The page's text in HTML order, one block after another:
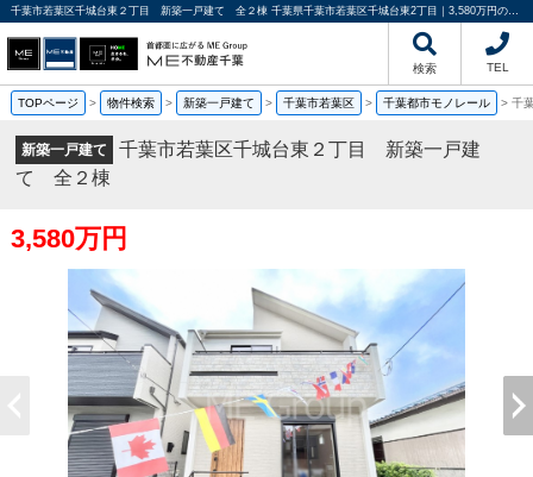
千葉市若葉区千城台東２丁目 新築一戸建て 全２棟 千葉県千葉市若葉区千城台東2丁目｜3,580万円の新築一戸建て｜分譲住宅や新築物件｜ME不動産千葉
検索 TEL
TOPページ > 物件検索 > 新築一戸建て > 千葉市若葉区 > 千葉都市モノレール > 千
新築一戸建て
千葉市若葉区千城台東２丁目 新築一戸建
て 全２棟
3,580万円